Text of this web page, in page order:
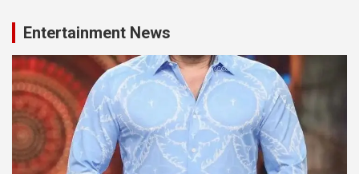
Entertainment News